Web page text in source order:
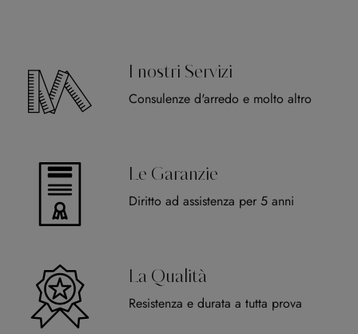
I nostri Servizi
Consulenze d'arredo e molto altro
Le Garanzie
Diritto ad assistenza per 5 anni
La Qualità
Resistenza e durata a tutta prova